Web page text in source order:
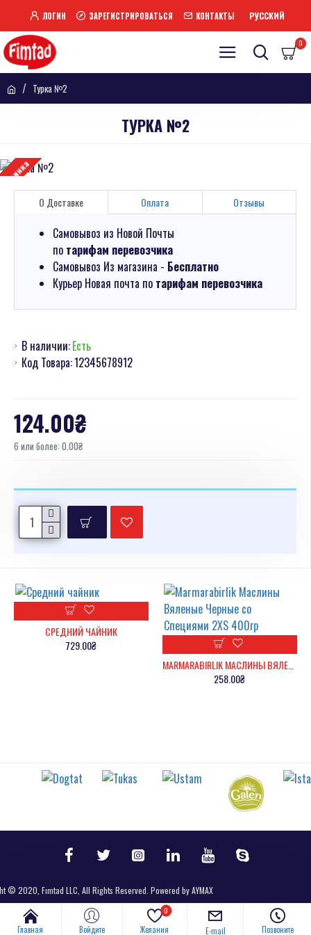
ЛОГИН ЗАРЕГИСТРИРОВАТЬСЯ КОНТАКТЫ РУССКИЙ
0
Турка №2
ТУРКА №2
О Доставке Оплата Отзывы
Самовывоз из Новой Почты
по тарифам перевозчика
Самовывоз Из магазина - Бесплатно
Курьер Новая почта по тарифам перевозчика
В наличии:Есть
Код Товара:12345678912
124.00₴
6 или более: 0.00₴
СРЕДНИЙ ЧАЙНИК
729.00₴
MARMARABIRLIK МАСЛИНЫ ВЯЛЕНЫЕ ЧЕРНЫЕ СО СПЕЦИЯМИ 2XS 400ГР
258.00₴
© 2020, Fımtad LLC, All Rights Reserved. Powered by AYMAX
Главная Войдите Желания
0
E-mail Позвоните